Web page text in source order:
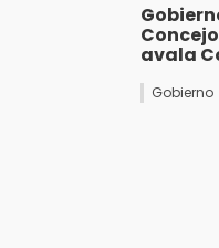
avala
Gobierno